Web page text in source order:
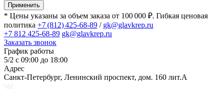
Применить
* Цены указаны за объем заказа от 100 000 ₽. Гибкая ценовая
политика +7 (812) 425-68-89 / gk@glavkrep.ru
+7 812 425-68-89 gk@glavkrep.ru
Заказать звонок
График работы
5/2 с 09:00 до 18:00
Адрес
Санкт-Петербург, Ленинский проспект, дом. 160 лит.А